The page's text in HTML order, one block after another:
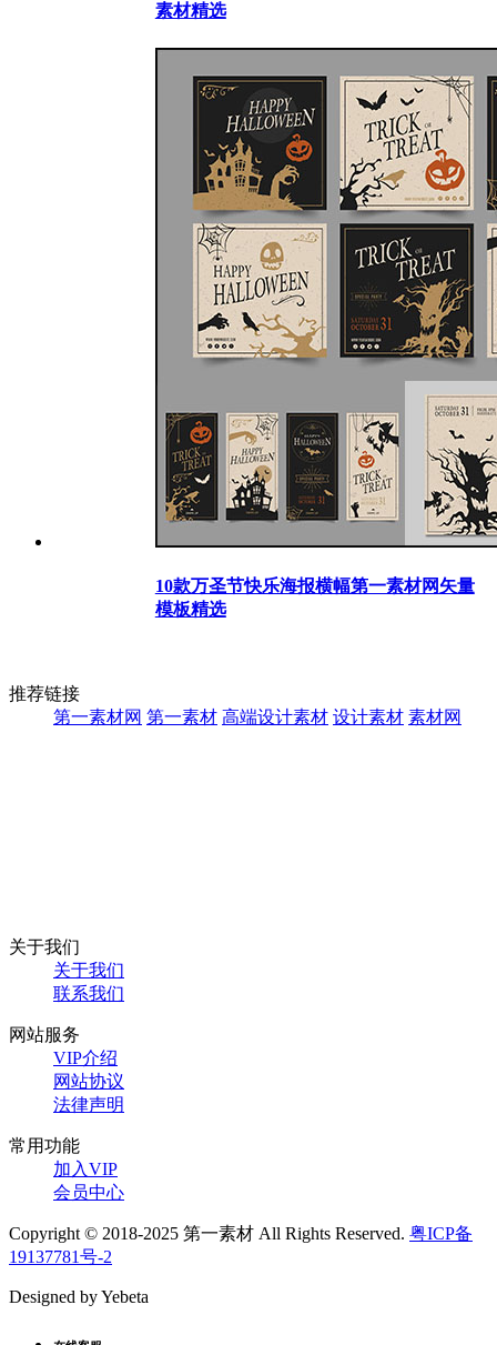
素材精选
10款万圣节快乐海报横幅第一素材网矢量
模板精选
推荐链接
第一素材网 第一素材 高端设计素材 设计素材 素材网
关于我们
关于我们
联系我们
网站服务
VIP介绍
网站协议
法律声明
常用功能
加入VIP
会员中心
Copyright © 2018-2025 第一素材 All Rights Reserved. 粤ICP备
19137781号-2
Designed by Yebeta